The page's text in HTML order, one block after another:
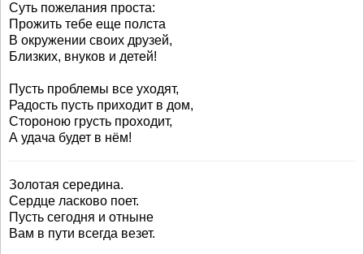
Суть пожелания проста:
Прожить тебе еще полста
В окружении своих друзей,
Близких, внуков и детей!
Пусть проблемы все уходят,
Радость пусть приходит в дом,
Стороною грусть проходит,
А удача будет в нём!
Золотая середина.
Сердце ласково поет.
Пусть сегодня и отныне
Вам в пути всегда везет.